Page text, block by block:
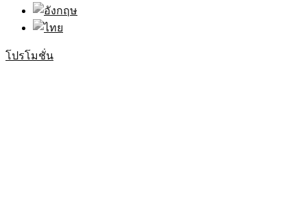
โปรโมชั่น